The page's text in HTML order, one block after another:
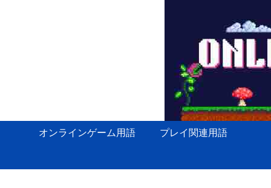
オンラインゲーム用語 プレイ関連用語